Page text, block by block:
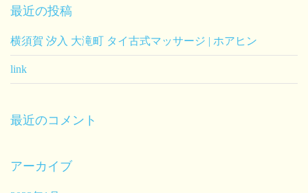
最近の投稿
横須賀 汐入 大滝町 タイ古式マッサージ | ホアヒン
link
最近のコメント
アーカイブ